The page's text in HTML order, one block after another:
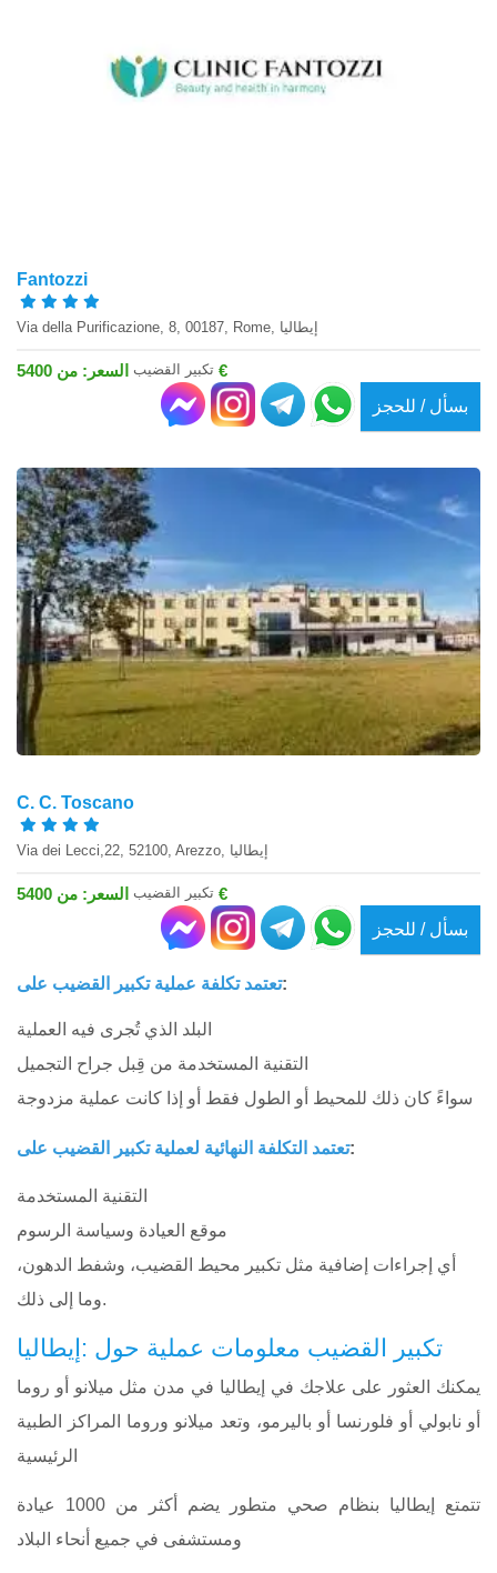
Fantozzi
Via della Purificazione, 8, 00187, Rome, إيطاليا
تكبير القضيب السعر: من 5400 €
بسأل / للحجز
C. C. Toscano
Via dei Lecci,22, 52100, Arezzo, إيطاليا
تكبير القضيب السعر: من 5400 €
بسأل / للحجز
تعتمد تكلفة عملية تكبير القضيب على:
البلد الذي تُجرى فيه العملية
التقنية المستخدمة من قِبل جراح التجميل
سواءً كان ذلك للمحيط أو الطول فقط أو إذا كانت عملية مزدوجة
تعتمد التكلفة النهائية لعملية تكبير القضيب على:
التقنية المستخدمة
موقع العيادة وسياسة الرسوم
أي إجراءات إضافية مثل تكبير محيط القضيب، وشفط الدهون،
وما إلى ذلك.
تكبير القضيب معلومات عملية حول :إيطاليا
يمكنك العثور على علاجك في إيطاليا في مدن مثل ميلانو أو روما
أو نابولي أو فلورنسا أو باليرمو، وتعد ميلانو وروما المراكز الطبية
الرئيسية
تتمتع إيطاليا بنظام صحي متطور يضم أكثر من 1000 عيادة
ومستشفى في جميع أنحاء البلاد